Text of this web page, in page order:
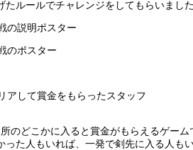
ルールでチャレンジをしてもらいました
のどこかに入ると賞金がもらえるゲーム
った人もいれば、一発で剣先に入る人も